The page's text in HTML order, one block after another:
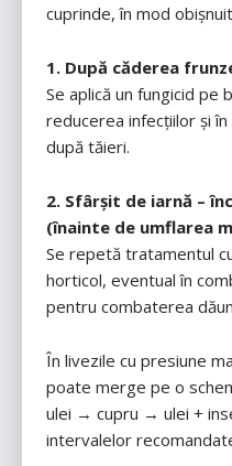
cuprinde, în mod
1. După căderea
Se aplică un fungicid pe
reducerea infecțiilor și
după tăieri.
2. Sfârșit de iarnă –
(înainte de umflarea
Se repetă tratamentul
horticol, eventual în
pentru combaterea
În livezile cu presiune
poate merge pe o
ulei → cupru → ulei +
intervalelor